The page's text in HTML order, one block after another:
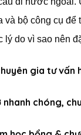
bộ công cụ để
lý do vì sao nên
gia tư vấn
chóng,